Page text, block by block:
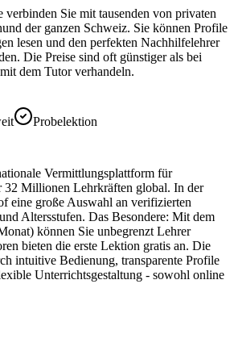
Sie mit tausenden von privaten
und der ganzen Schweiz. Sie können Profile
lesen und den perfekten Nachhilfelehrer
Die Preise sind oft günstiger als bei
dem Tutor verhandeln.
Probelektion
Vermittlungsplattform für
32 Millionen Lehrkräften global. In der
eine große Auswahl an verifizierten
Altersstufen. Das Besondere: Mit dem
können Sie unbegrenzt Lehrer
bieten die erste Lektion gratis an. Die
intuitive Bedienung, transparente Profile
Unterrichtsgestaltung - sowohl online